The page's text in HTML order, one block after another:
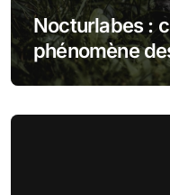
Nocturlabes :
phénomène
fleurissent la